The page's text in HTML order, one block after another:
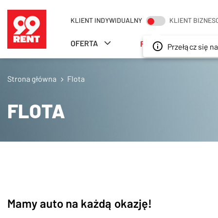
Przełącz się
KLIENT INDYWIDUALNY KLIENT
SZUKAJ
OFERTA FLOTA
Strona główna Flota
FLOTA
Mamy auto na każdą okazję!